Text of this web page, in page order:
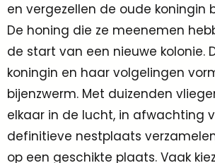
en vergezellen de oude koningin
De honing die ze meenemen
de start van een nieuwe kolonie.
koningin en haar volgelingen
bijenzwerm. Met duizenden
elkaar in de lucht, in afwachting
definitieve nestplaats
op een geschikte plaats. Vaak